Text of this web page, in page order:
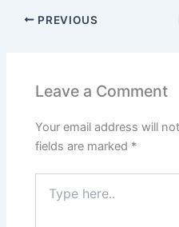
PREVIOUS
Leave a Comment
Your email address will
fields are marked *
here..